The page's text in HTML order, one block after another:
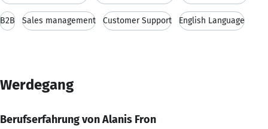
B2B Sales management Customer Support English Language
Werdegang
Berufserfahrung von Alanis Fron